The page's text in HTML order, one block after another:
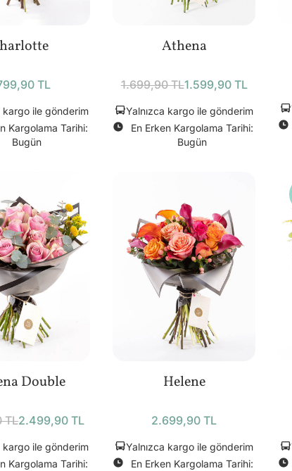
TL
kargo ile gönderim
Kargolama Tarihi:
Bugün
Athena
1.699,90 TL1.599,90 TL
Yalnızca kargo ile gönderim
En Erken Kargolama Tarihi:
Bugün
Double
TL2.499,90 TL
kargo ile gönderim
Kargolama Tarihi:
Helene
2.699,90 TL
Yalnızca kargo ile gönderim
En Erken Kargolama Tarihi: